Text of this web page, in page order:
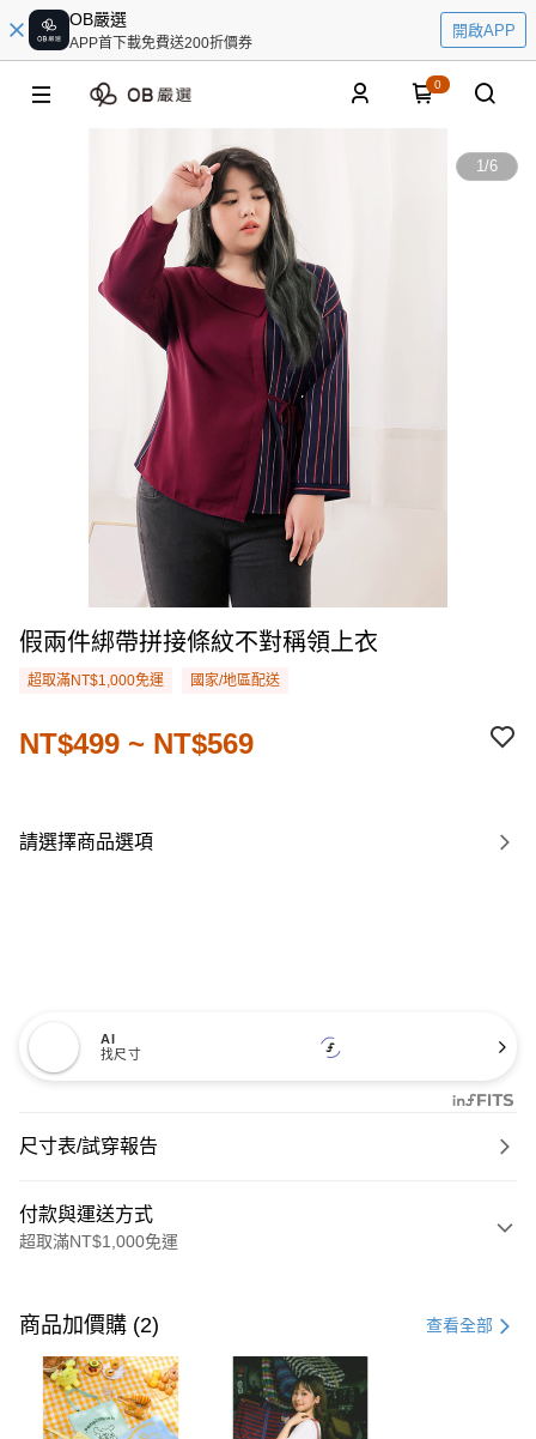
OB嚴選
APP首下載免費送200折價券
開啟APP
0
1/6
假兩件綁帶拼接條紋不對稱領上衣
超取滿NT$1,000免運 國家/地區配送
NT$499 ~ NT$569
請選擇商品選項
AI
找尺寸
尺寸表/試穿報告
付款與運送方式
超取滿NT$1,000免運
信用卡一次付款
購物金
超商取貨付款
商品加價購 (2) 查看全部